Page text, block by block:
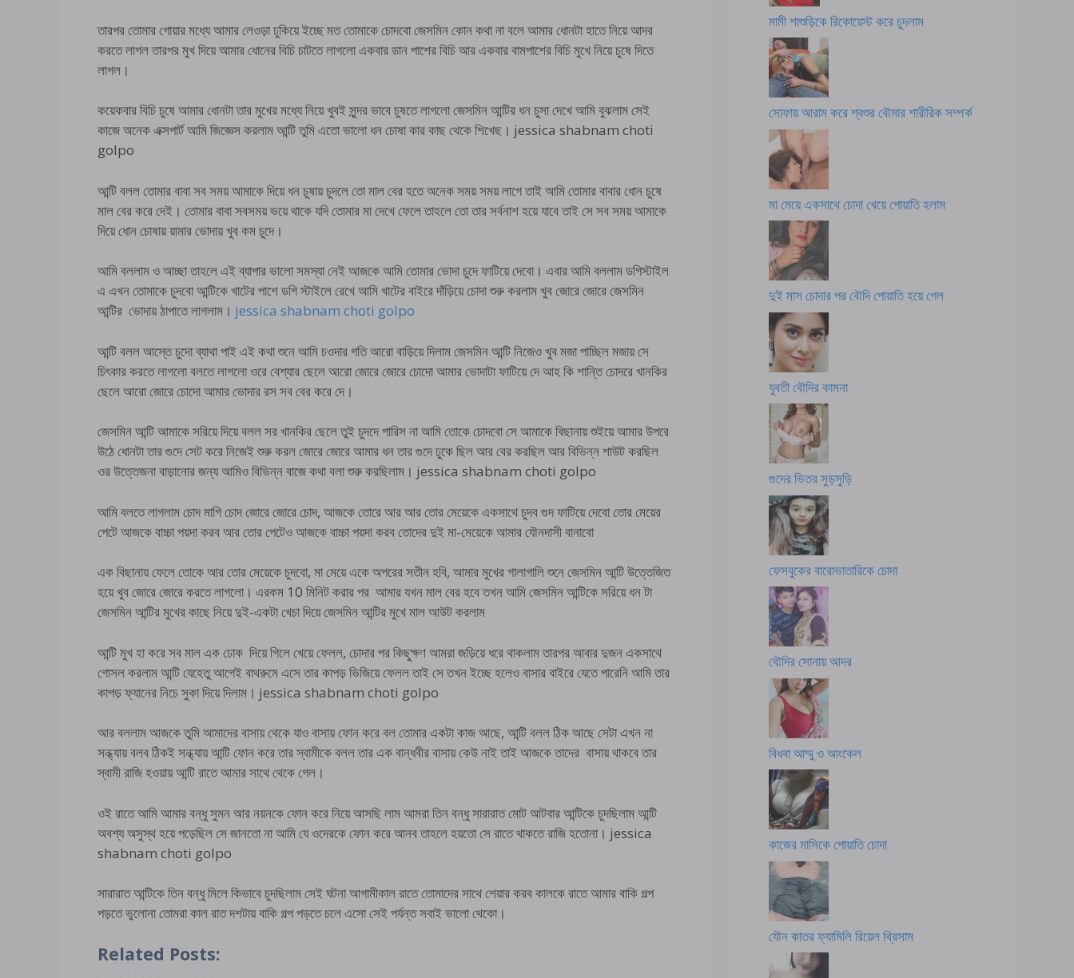
তারপর তোমার গোয়ার মধ্যে আমার লেওড়া ঢুকিয়ে ইচ্ছে মত তোমাকে চোদবো জেসমিন কোন কথা না বলে আমার ধোনটা হাতে নিয়ে আদর
করতে লাগল তারপর মুখ দিয়ে আমার ধোনের বিচি চাটতে লাগলো একবার ডান পাশের বিচি আর একবার বামপাশের বিচি মুখে নিয়ে চুষে দিতে
লাগল।
কয়েকবার বিচি চুষে আমার ধোনটা তার মুখের মধ্যে নিয়ে খুবই সুন্দর ভাবে চুষতে লাগলো জেসমিন আন্টির ধন চুসা দেখে আমি বুঝলাম সেই
কাজে অনেক এক্সপার্ট আমি জিজ্ঞেস করলাম আন্টি তুমি এতো ভালো ধন চোষা কার কাছ থেকে শিখেছ। jessica shabnam choti
golpo
আন্টি বলল তোমার বাবা সব সময় আমাকে দিয়ে ধন চুষায় চুদলে তো মাল বের হতে অনেক সময় সময় লাগে তাই আমি তোমার বাবার ধোন চুষে
মাল বের করে দেই। তোমার বাবা সবসময় ভয়ে থাকে যদি তোমার মা দেখে ফেলে তাহলে তো তার সর্বনাশ হয়ে যাবে তাই সে সব সময় আমাকে
দিয়ে ধোন চোষায় য়ামার ভোদায় খুব কম চুদে।
আমি বললাম ও আচ্ছা তাহলে এই ব্যাপার ভালো সমস্যা নেই আজকে আমি তোমার ভোদা চুদে ফাটিয়ে দেবো। এবার আমি বললাম ডগিস্টাইল
এ এখন তোমাকে চুদবো আন্টিকে খাটের পাশে ডগি স্টাইলে রেখে আমি খাটের বাইরে দাঁড়িয়ে চোদা শুরু করলাম খুব জোরে জোরে জেসমিন
আন্টির ভোদায় ঠাপাতে লাগলাম। jessica shabnam choti golpo
আন্টি বলল আস্তে চুদো ব্যাথা পাই এই কথা শুনে আমি চওদার গতি আরো বাড়িয়ে দিলাম জেসমিন আন্টি নিজেও খুব মজা পাচ্ছিল মজায় সে
চিৎকার করতে লাগলো বলতে লাগলো ওরে বেশ্যার ছেলে আরো জোরে জোরে চোদো আমার ভোদাটা ফাটিয়ে দে আহ কি শান্তি চোদরে খানকির
ছেলে আরো জোরে চোদো আমার ভোদার রস সব বের করে দে।
জেসমিন আন্টি আমাকে সরিয়ে দিয়ে বলল সর খানকির ছেলে তুই চুদদে পারিস না আমি তোকে চোদবো সে আমাকে বিছানায় শুইয়ে আমার উপরে
উঠে ধোনটা তার গুদে সেট করে নিজেই শুরু করল জোরে জোরে আমার ধন তার গুদে ঢুকে ছিল আর বের করছিল আর বিভিন্ন শাউট করছিল
ওর উত্তেজনা বাড়ানোর জন্য আমিও বিভিন্ন বাজে কথা বলা শুরু করছিলাম। jessica shabnam choti golpo
আমি বলতে লাগলাম চোদ মাগি চোদ জোরে জোরে চোদ, আজকে তোরে আর আর তোর মেয়েকে একসাথে চুদব গুদ ফাটিয়ে দেবো তোর মেয়ের
পেটে আজকে বাচ্চা পয়দা করব আর তোর পেটেও আজকে বাচ্চা পয়দা করব তোদের দুই মা-মেয়েকে আমার যৌনদাসী বানাবো
এক বিছানায় ফেলে তোকে আর তোর মেয়েকে চুদবো, মা মেয়ে একে অপরের সতীন হবি, আমার মুখের গালাগালি শুনে জেসমিন আন্টি উত্তেজিত
হয়ে খুব জোরে জোরে করতে লাগলো। এরকম 10 মিনিট করার পর আমার যখন মাল বের হবে তখন আমি জেসমিন আন্টিকে সরিয়ে ধন টা
জেসমিন আন্টির মুখের কাছে নিয়ে দুই-একটা খেচা দিয়ে জেসমিন আন্টির মুখে মাল আউট করলাম
আন্টি মুখ হা করে সব মাল এক ঢোক দিয়ে গিলে খেয়ে ফেলল, চোদার পর কিছুক্ষণ আমরা জড়িয়ে ধরে থাকলাম তারপর আবার দুজন একসাথে
গোসল করলাম আন্টি যেহেতু আগেই বাথরুমে এসে তার কাপড় ভিজিয়ে ফেলল তাই সে তখন ইচ্ছে হলেও বাসার বাইরে যেতে পারেনি আমি তার
কাপড় ফ্যানের নিচে সুকা দিয়ে দিলাম। jessica shabnam choti golpo
আর বললাম আজকে তুমি আমাদের বাসায় থেকে যাও বাসায় ফোন করে বল তোমার একটা কাজ আছে, আন্টি বলল ঠিক আছে সেটা এখন না
সন্ধ্যায় বলব ঠিকই সন্ধ্যায় আন্টি ফোন করে তার স্বামীকে বলল তার এক বান্ধবীর বাসায় কেউ নাই তাই আজকে তাদের বাসায় থাকবে তার
স্বামী রাজি হওয়ায় আন্টি রাতে আমার সাথে থেকে গেল।
ওই রাতে আমি আমার বন্ধু সুমন আর নয়নকে ফোন করে নিয়ে আসছি লাম আমরা তিন বন্ধু সারারাত মোট আটবার আন্টিকে চুদছিলাম আন্টি
অবশ্য অসুস্থ হয়ে পড়েছিল সে জানতো না আমি যে ওদেরকে ফোন করে আনব তাহলে হয়তো সে রাতে থাকতে রাজি হতোনা। jessica
shabnam choti golpo
সারারাত আন্টিকে তিন বন্ধু মিলে কিভাবে চুদছিলাম সেই ঘটনা আগামীকাল রাতে তোমাদের সাথে শেয়ার করব কালকে রাতে আমার বাকি গল্প
পড়তে ভুলোনা তোমরা কাল রাত দশটায় বাকি গল্প পড়তে চলে এসো সেই পর্যন্ত সবাই ভালো থেকো।
Related Posts:
মামী শাশুড়িকে রিকোয়েস্ট করে চুদলাম
সোফায় আরাম করে শ্বশুর বৌমার শারীরিক সম্পর্ক
মা মেয়ে একসাথে চোদা খেয়ে পোয়াতি হলাম
দুই মাস চোদার পর বৌদি পোয়াতি হয়ে গেল
যুবতী বৌদির কামনা
গুদের ভিতর সুড়সুড়ি
ফেসবুকের বারোভাতারিকে চোদা
বৌদির সোনায় আদর
বিধবা আম্মু ও আংকেল
কাজের মাসিকে পোয়াতি চোদা
যৌন কাতর ফ্যামিলি রিয়েল থ্রিসাম